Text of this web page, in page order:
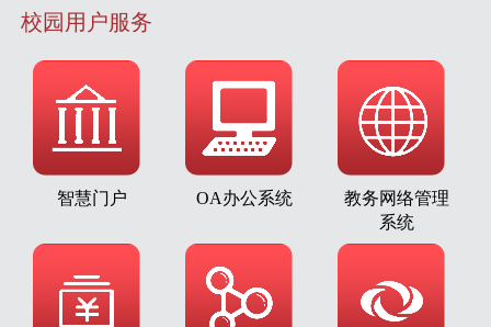
校园用户服务
智慧门户 OA办公系统
教务网络管理
系统